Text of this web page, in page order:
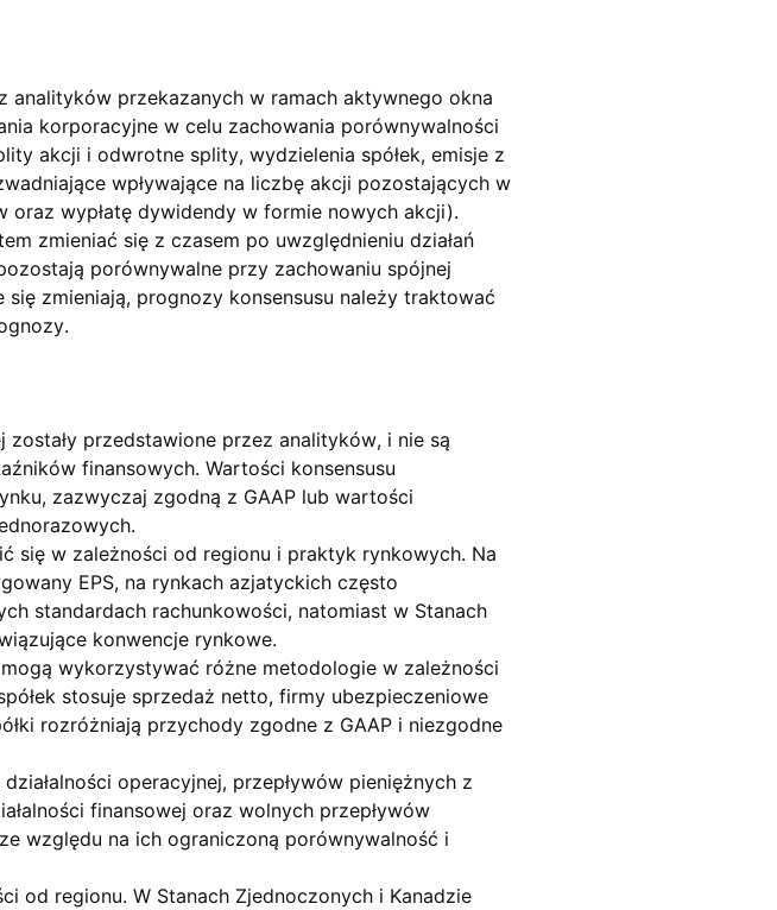
analityków przekazanych w ramach aktywnego okna
korporacyjne w celu zachowania porównywalności
akcji i odwrotne splity, wydzielenia spółek, emisje z
wpływające na liczbę akcji pozostających w
wypłatę dywidendy w formie nowych akcji).
zmieniać się z czasem po uwzględnieniu działań
porównywalne przy zachowaniu spójnej
zmieniają, prognozy konsensusu należy traktować
przedstawione przez analityków, i nie są
finansowych. Wartości konsensusu
zazwyczaj zgodną z GAAP lub wartości
się w zależności od regionu i praktyk rynkowych. Na
EPS, na rynkach azjatyckich często
standardach rachunkowości, natomiast w Stanach
konwencje rynkowe.
wykorzystywać różne metodologie w zależności
stosuje sprzedaż netto, firmy ubezpieczeniowe
rozróżniają przychody zgodne z GAAP i niezgodne
operacyjnej, przepływów pieniężnych z
finansowej oraz wolnych przepływów
względu na ich ograniczoną porównywalność i
od regionu. W Stanach Zjednoczonych i Kanadzie